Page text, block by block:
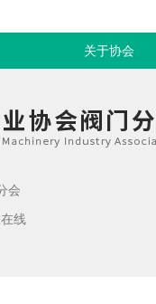
关于协会
会
线